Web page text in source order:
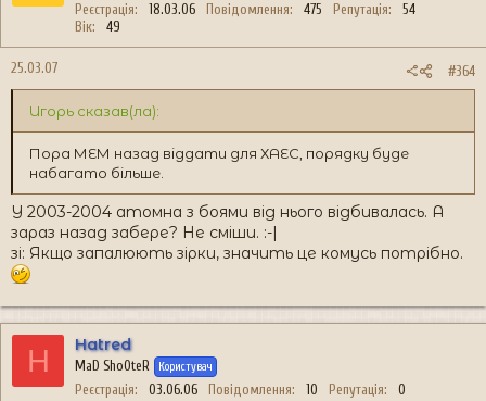
Реєстрація 18.03.06 Повідомлення 475 Репутація
54
Вік
49
25.03.07 #364
Игорь сказав(ла):
Пора МЕМ назад віддати для ХАЕС, порядку буде
набагато більше.
У 2003-2004 атомна з боями від нього відбивалась. А
зараз назад забере? Не сміши. :-|
зі: Якщо запалюють зірки, значить це комусь потрібно.
H Hatred
MaD Sho0teR Користувач
Реєстрація 03.06.06 Повідомлення 10 Репутація 0